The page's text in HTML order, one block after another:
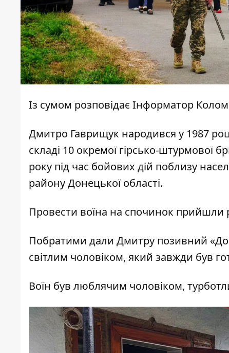
Із сумом розповідає Інформатор
Дмитро Гаврищук народився у 1987
складі 10 окремої гірсько-штурмової
року під час бойових дій поблизу
району Донецької області.
Провести воїна на спочинок прийшли
Побратими дали Дмитру позивний
світлим чоловіком, який завжди був
Воїн був люблячим чоловіком,